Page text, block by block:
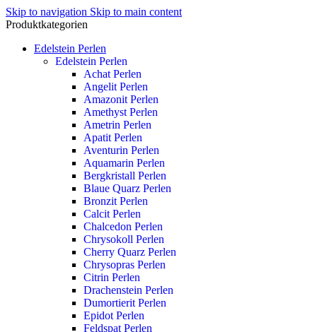
Skip to navigation Skip to main content
Produktkategorien
Edelstein Perlen
Edelstein Perlen
Achat Perlen
Angelit Perlen
Amazonit Perlen
Amethyst Perlen
Ametrin Perlen
Apatit Perlen
Aventurin Perlen
Aquamarin Perlen
Bergkristall Perlen
Blaue Quarz Perlen
Bronzit Perlen
Calcit Perlen
Chalcedon Perlen
Chrysokoll Perlen
Cherry Quarz Perlen
Chrysopras Perlen
Citrin Perlen
Drachenstein Perlen
Dumortierit Perlen
Epidot Perlen
Feldspat Perlen